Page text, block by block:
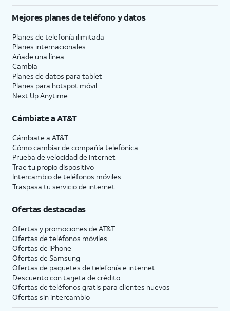
Mejores planes de teléfono y datos
Planes de telefonía ilimitada
Planes internacionales
Añade una línea
Cambia
Planes de datos para tablet
Planes para hotspot móvil
Next Up Anytime
Cámbiate aAT&T
Cámbiate a AT&T
Cómo cambiar de compañía telefónica
Prueba de velocidad de Internet
Trae tu propio dispositivo
Intercambio de teléfonos móviles
Traspasa tu servicio de internet
Ofertas destacadas
Ofertas y promociones de AT&T
Ofertas de teléfonos móviles
Ofertas de iPhone
Ofertas de Samsung
Ofertas de paquetes de telefonía e internet
Descuento con tarjeta de crédito
Ofertas de teléfonos gratis para clientes nuevos
Ofertas sin intercambio